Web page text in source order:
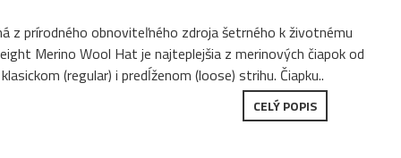
z prírodného obnoviteľného zdroja šetrného k životnému
Merino Wool Hat je najteplejšia z merinových čiapok od
(regular) i predĺženom (loose) strihu. Čiapku..
CELÝ POPIS